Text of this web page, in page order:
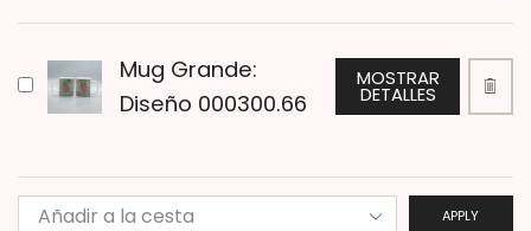
Mug Grande:
Diseño 000300.66
MOSTRAR
DETALLES
APPLY